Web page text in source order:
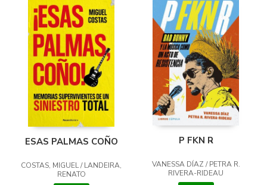
ESAS PALMAS COÑO
COSTAS, MIGUEL / LANDEIRA,
RENATO
P FKN R
VANESSA DÍAZ / PETRA R.
RIVERA-RIDEAU